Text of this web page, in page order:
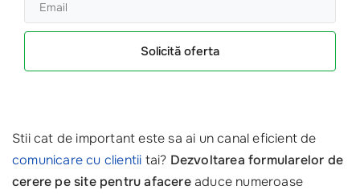
Solicită oferta
Stii cat de important este sa ai un canal eficient de
comunicare cu clientii tai? Dezvoltarea formularelor de
cerere pe site pentru afacereaduce numeroase